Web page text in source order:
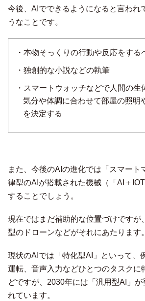
今後、AIでできるようになると言われ
うなことです。
・本物そっくりの行動や反応をする
・独創的な小説などの執筆
・スマートウォッチなどで人間の生
気分や体調に合わせて部屋の照明
を決定する
また、今後のAIの進化では「スマート
律型のAIが搭載された機械（「AI＋
することでしょう。
現在ではまだ補助的な位置づけですが
型のドローンなどがそれにあたります。
現状のAIでは「特化型AI」といって、
運転、音声入力などひとつのタスクに
どですが、2030年には「汎用型AI」が
れています。